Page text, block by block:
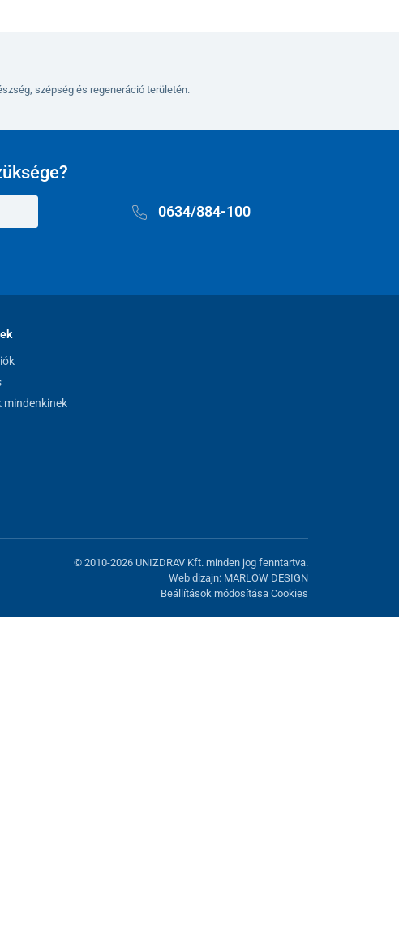
szépség és regeneráció területén.
0634/884-100
mindenkinek
© 2010-2026 UNIZDRAV Kft. minden jog fenntartva.
Web dizajn: MARLOW DESIGN
Beállítások módosítása Cookies